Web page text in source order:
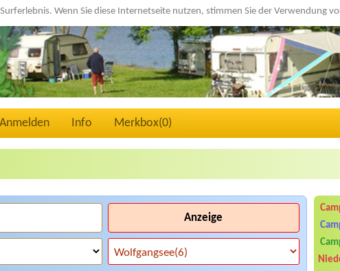
Wenn Sie diese Internetseite nutzen, stimmen Sie der Verwendung
Anmelden Info Merkbox(0)
Anzeige